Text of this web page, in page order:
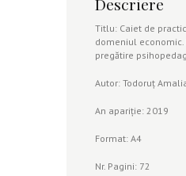
VeneraDescriere
Titlu: Caiet de
domeniul economic.
pregătire
Autor: Todoruț
An apariție: 2019
Format: A4
Nr. Pagini: 72